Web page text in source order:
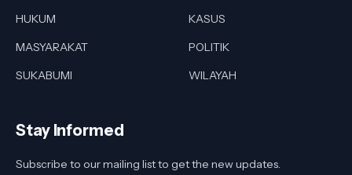
HUKUM
KASUS
MASYARAKAT
POLITIK
SUKABUMI
WILAYAH
Stay Informed
Subscribe to our mailing list to get the new updates.